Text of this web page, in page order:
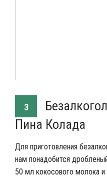
3
Пина Колада
Для приготовления
нам понадобится
50 мл кокосового молока и